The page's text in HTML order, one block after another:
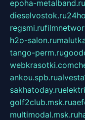
epoha-metalband.ru
dieselvostok.ru
regsmi.ru
h2o-salon.ru
tango-perm.ru
webkrasotki.com
ankou.spb.ru
sakhatoday.ru
golf2club.msk.ru
multimodal.msk.ru